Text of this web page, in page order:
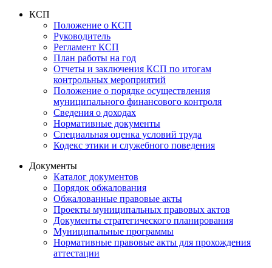
КСП
Положение о КСП
Руководитель
Регламент КСП
План работы на год
Отчеты и заключения КСП по итогам
контрольных мероприятий
Положение о порядке осуществления
муниципального финансового контроля
Сведения о доходах
Нормативные документы
Специальная оценка условий труда
Кодекс этики и служебного поведения
Документы
Каталог документов
Порядок обжалования
Обжалованные правовые акты
Проекты муниципальных правовых актов
Документы стратегического планирования
Муниципальные программы
Нормативные правовые акты для прохождения
аттестации